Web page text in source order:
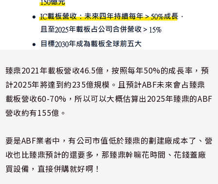
臻鼎2021年載板營收46.5億，按照每年50%的成長率，預
計2025年將達到約235億規模。且預計ABF未來會占臻鼎
載板營收60-70% ，所以可以大概估算出2025年臻鼎的ABF
營收約有155億。
要是ABF業者中，有公司市值低於臻鼎的劃建廠成本了、營
收也比臻鼎預計的還要多，那臻鼎幹嘛花時間、花錢蓋廠
買設備，直接併購就好啊！